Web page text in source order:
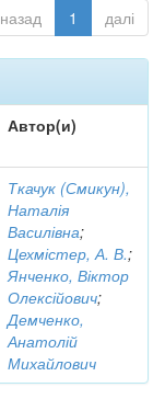
назад 1 далі
Автор(и)
Ткачук (Смикун),
Наталія
Василівна;
Цехмістер, А. В.;
Янченко, Віктор
Олексійович;
Демченко,
Анатолій
Михайлович